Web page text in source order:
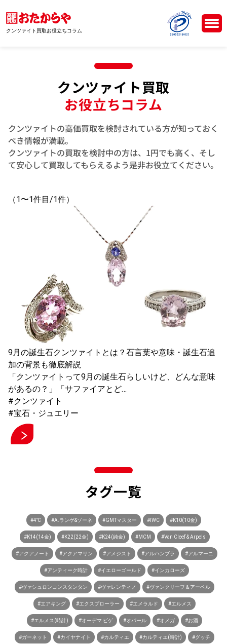
クンツァイト買取お役立ちコラム
クンツァイト買取
お役立ちコラム
クンツァイトの高価買取を検討されている方が知っておく
べき情報が満載。
クンツァイトの買取を検討中の方は、1円でも高く、そし
て安心して買取してもらえるよう是非お役立てください。
（1〜1件目/1件）
9月の誕生石クンツァイトとは？石言葉や意味・誕生石追
加の背景も徹底解説
「クンツァイトって9月の誕生石らしいけど、どんな意味
があるの？」「サファイアとど…
#クンツァイト
#宝石・ジュエリー
タグ一覧
#4℃ #A.ランゲ&ゾーネ #GMTマスター #IWC #K10(10金)
#K14(14金) #K22(22金) #K24(純金) #MCM #Van Cleef & Arpels
#アクアノート #アクアマリン #アメジスト #アルハンブラ #アルマーニ
#アンティーク時計 #イエローゴールド #インカローズ
#ヴァシュロンコンスタンタン #ヴァレンティノ #ヴァンクリーフ＆アーペル
#エアキング #エクスプローラー #エメラルド #エルメス
#エルメス(時計) #オーデマ ピゲ #オパール #オメガ #お酒
#ガーネット #カイヤナイト #カルティエ #カルティエ(時計) #グッチ